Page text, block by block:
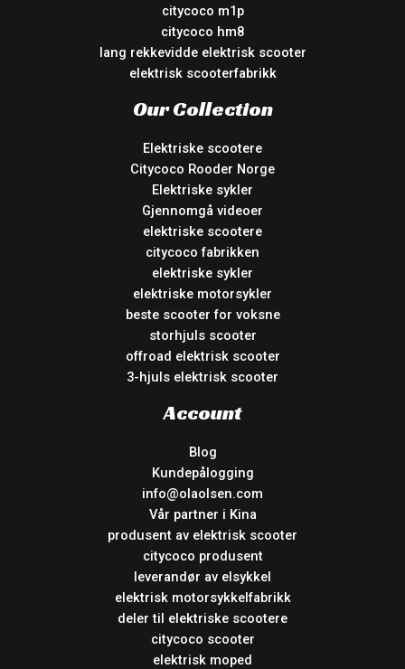
citycoco m1p
citycoco hm8
lang rekkevidde elektrisk scooter
elektrisk scooterfabrikk
Our Collection
Elektriske scootere
Citycoco Rooder Norge
Elektriske sykler
Gjennomgå videoer
elektriske scootere
citycoco fabrikken
elektriske sykler
elektriske motorsykler
beste scooter for voksne
storhjuls scooter
offroad elektrisk scooter
3-hjuls elektrisk scooter
Account
Blog
Kundepålogging
info@olaolsen.com
Vår partner i Kina
produsent av elektrisk scooter
citycoco produsent
leverandør av elsykkel
elektrisk motorsykkelfabrikk
deler til elektriske scootere
citycoco scooter
elektrisk moped